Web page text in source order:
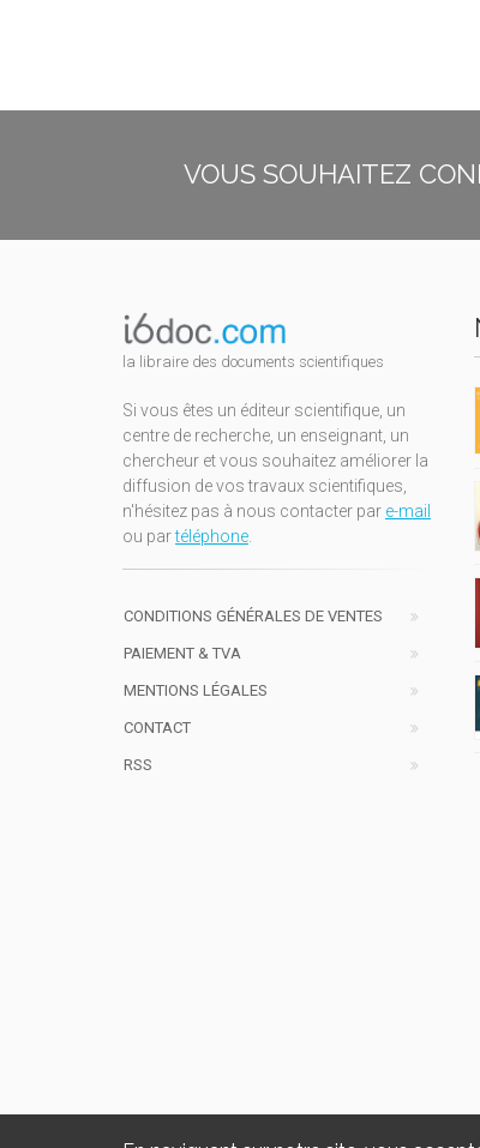
VOUS SOUHAITEZ
la libraire des documents scientifiques
Si vous êtes un éditeur scientifique, un
centre de recherche, un enseignant, un
chercheur et vous souhaitez améliorer la
diffusion de vos travaux scientifiques,
n'hésitez pas à nous contacter par e-mail
ou partéléphone
CONDITIONS GÉNÉRALES DE VENTES
PAIEMENT & TVA
MENTIONS LÉGALES
CONTACT
RSS